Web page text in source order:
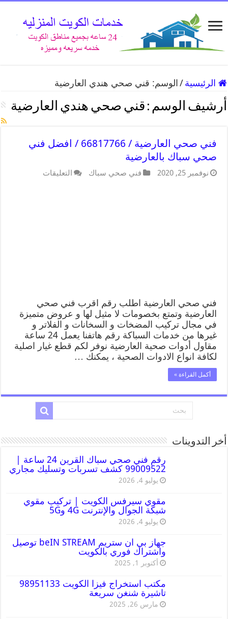
الرئيسية / الوسم: قني صحي هندي العارضية
أرشيف الوسم : قني صحي هندي العارضية
فني صحي العارضية / 66817766 / افضل فني
صحي سباك بالعارضية
نوفمبر 25, 2020 فني صحي سباك التعليقات
فني صحي العارضية اطلب رقم اقرب فني صحي
العارضية وتمتع بخصومات لا مثيل لها و عروض متميزة
في مجال تركيب المضخات و السخانات و الفلاتر و
غيرها من خدمات السباكة رقم هاتفنا يعمل 24 ساعة
مقاول أدوات صحية العارضية نوفر لكم قطع غيار اصلية
لكافة انواع الادوات الصحية ، يمكنك …
أكمل القراءة »
أخر التدوينات
رقم فني صحي سباك القرين 24 ساعة |
99009522 كشف تسربات وتسليك مجاري
يوليو 4, 2026
مقوي سيرفس الكويت | تركيب مقوي
شبكة الجوال والإنترنت 4G و5G
يوليو 4, 2026
جهاز بي ان ستريم beIN STREAM توصيل
واشتراك فوري بالكويت
أكتوبر 1, 2025
مكتب استخراج فيزا الكويت 98951133
تاشيرة شنغن سريعة
مارس 26, 2025